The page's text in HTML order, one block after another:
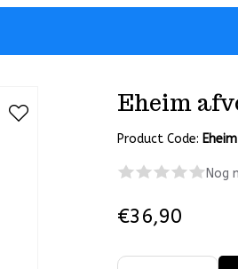
Eheim
Product Code: Eheim
Nog
€36,90